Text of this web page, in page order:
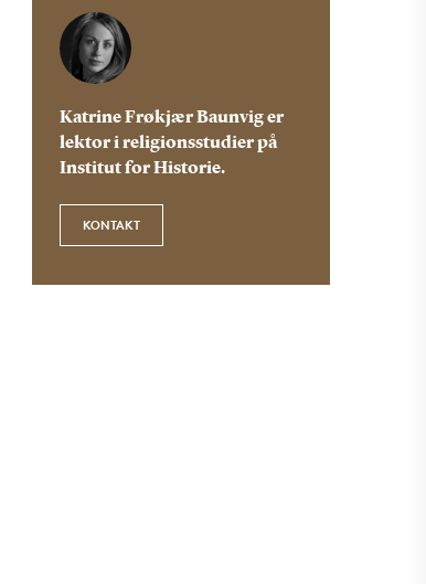
Katrine Frøkjær Baunvig er
lektor i religionsstudier på
Institut for Historie.
KONTAKT